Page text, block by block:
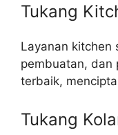
Tukang
Layanan kitchen
pembuatan, dan
terbaik,
Tukang